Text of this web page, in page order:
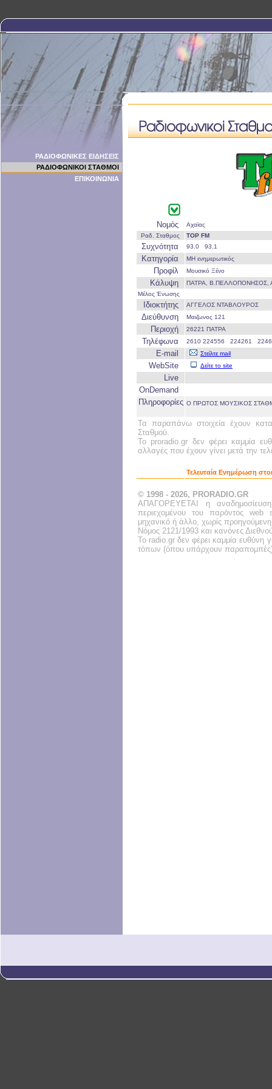
ΡΑΔΙΟΦΩΝΙΚΕΣ ΕΙΔΗΣΕΙΣ
ΡΑΔΙΟΦΩΝΙΚΟΙ ΣΤΑΘΜΟΙ
ΕΠΙΚΟΙΝΩΝΙΑ
Νομός
Αχαϊας
Ραδ. Σταθμος
TOP FM
Συχνότητα 93.0 93.1
Κατηγορία ΜΗ ενημερωτικός
Προφίλ Μουσικό Ξένο
Κάλυψη
ΠΑΤΡΑ, Β.ΠΕΛΛΟΠΟΝΗΣΟΣ,
Μέλος Ένωσης
Ιδιοκτήτης ΑΓΓΕΛΟΣ ΝΤΑΒΛΟΥΡΟΣ
Διεύθυνση Μαιζωνος 121
Περιοχή 26221 ΠΑΤΡΑ
Τηλέφωνα 2610 224556 224261
E-mail Στείλτε mail
WebSite Δείτε το site
Live
OnDemand
Πληροφορίες Ο ΠΡΩΤΟΣ ΜΟΥΣΙΚΟΣ
Τα παραπάνω στοιχεία έχουν
Σταθμού.
Το proradio.gr δεν φέρει καμμία
αλλαγές που έχουν γίνει μετά την
Τελευταία Ενημέρωση
© 1998 - 2026, PRORADIO.GR
ΑΠΑΓΟΡΕΥΕΤΑΙ η
περιεχομένου του παρόντος web
μηχανικό ή άλλο, χωρίς
Νόμος 2121/1993 και κανόνες
Το radio.gr δεν φέρει καμμία ευθύνη
τόπων (όπου υπάρχουν